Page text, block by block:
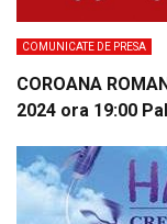
COMUNICATE DE PRESA
COROANA
2024 ora 19:00